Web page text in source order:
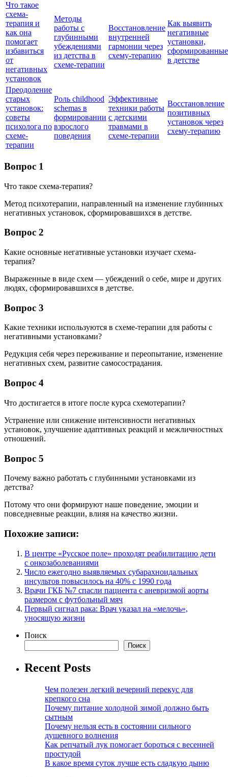
Что такое
схема-
терапия и
как она
помогает
избавиться
от
негативных
установок
Методы
работы с
глубинными
убеждениями
из детства в
схеме-терапии
Восстановление
внутренней
гармонии через
схему-терапию
Как выявить
негативные
установки,
сформированные
в детстве
Преодоление
старых
установок:
советы
психолога по
схеме-
терапии
Роль childhood
schemas в
формировании
взрослого
поведения
Эффективные
техники работы
с детскими
травмами в
схеме-терапии
Восстановление
позитивных
установок через
схему-терапию
Вопрос 1
Что такое схема-терапия?
Метод психотерапии, направленный на изменение глубинных
негативных установок, сформировавшихся в детстве.
Вопрос 2
Какие основные негативные установки изучает схема-
терапия?
Выраженные в виде схем — убеждений о себе, мире и других
людях, сформировавшихся в детстве.
Вопрос 3
Какие техники используются в схеме-терапии для работы с
негативными установками?
Редукция себя через переживание и переопытание, изменение
негативных схем, развитие самосострадания.
Вопрос 4
Что достигается в итоге после курса схемотерапии?
Устранение или снижение интенсивности негативных
установок, улучшение адаптивных реакций и межличностных
отношений.
Вопрос 5
Почему важно работать с глубинными установками из
детства?
Потому что они формируют наше поведение, эмоции и
повседневные реакции, влияя на качество жизни.
Похожие записи:
В центре «Русское поле» проходят реабилитацию дети
с онкозаболеваниями
Число ежегодно выявляемых субарахноидальных
инсультов повысилось на 40% с 1990 года
Врачи ГКБ №7 спасли пациента с аневризмой аорты
размером с футбольный мяч
Первый сигнал рака: Врач указал на «мелочь»,
уносящую жизни
Поиск
Поиск
Recent Posts
Чем полезен легкий вечерний перекус для
крепкого сна
Почему питание холодной зимой должно быть
сытным
Почему нельзя есть в состоянии сильного
душевного волнения
Как репчатый лук помогает бороться с весенней
простудой
В какое время суток лучше есть сладкую дыню